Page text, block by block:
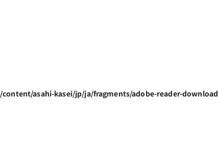
/content/asahi-kasei/jp/ja/fragments/adobe-reader-download